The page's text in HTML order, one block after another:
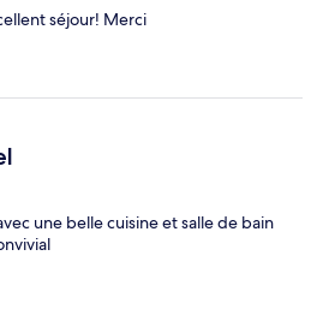
séjour! Merci
une belle cuisine et salle de bain